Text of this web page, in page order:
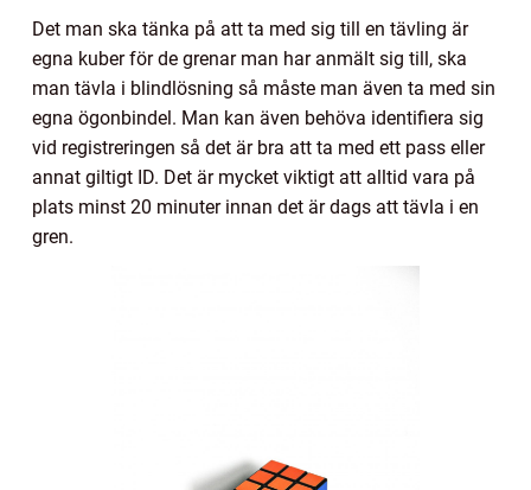
Det man ska tänka på att ta med sig till en tävling är
egna kuber för de grenar man har anmält sig till, ska
man tävla i blindlösning så måste man även ta med sin
egna ögonbindel. Man kan även behöva identifiera sig
vid registreringen så det är bra att ta med ett pass eller
annat giltigt ID. Det är mycket viktigt att alltid vara på
plats minst 20 minuter innan det är dags att tävla i en
gren.